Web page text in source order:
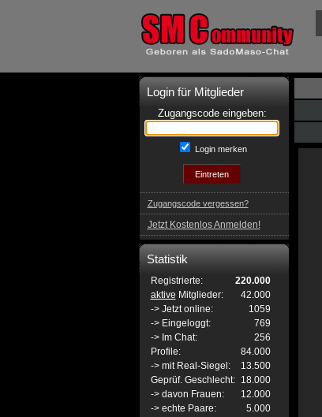
Login für Mitglieder
Zugangscode eingeben:
Login merken
Zugangscode vergessen?
Jetzt Kostenlos Anmelden!
Statistik
Registrierte:
220.000
aktive Mitglieder:
42.000
-> Jetzt online:
1059
-> Eingeloggt:
769
-> Im Chat:
256
Profile:
84.000
-> mit Real-Siegel:
13.500
Geprüf. Geschlecht:
18.000
-> davon Frauen:
12.000
-> echte Paare:
5.000